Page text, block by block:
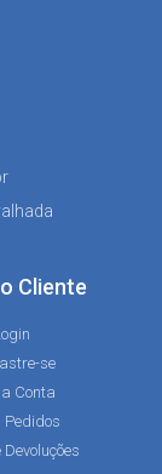
Cliente
se
Conta
Pedidos